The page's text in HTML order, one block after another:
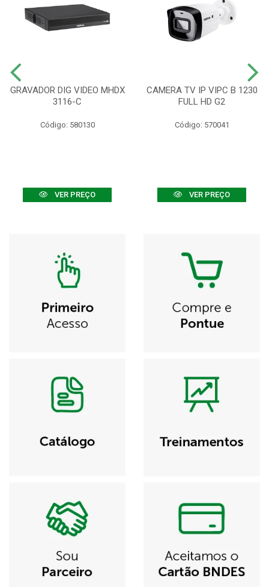
GRAVADOR DIG VIDEO MHDX
3116-C
Código: 580130
VER PREÇO
CAMERA TV IP VIPC B 1230
FULL HD G2
Código: 570041
VER PREÇO